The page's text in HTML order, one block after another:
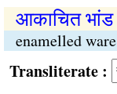
आकाचित भांड
enamelled ware
: